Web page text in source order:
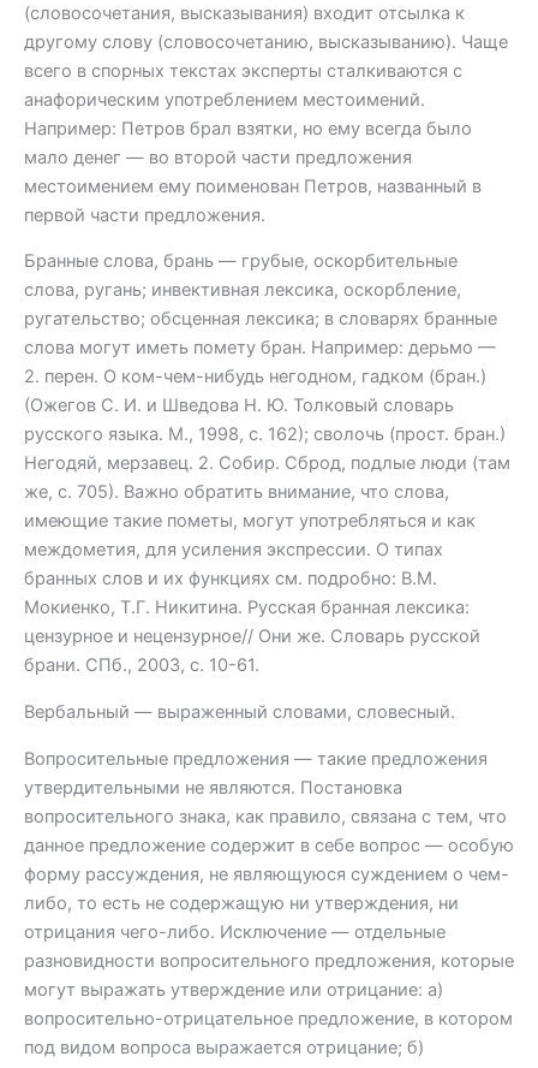
(словосочетания, высказывания) входит отсылка к
другому слову (словосочетанию, высказыванию). Чаще
всего в спорных текстах эксперты сталкиваются с
анафорическим употреблением местоимений.
Например: Петров брал взятки, но ему всегда было
мало денег — во второй части предложения
местоимением ему поименован Петров, названный в
первой части предложения.
Бранные слова, брань — грубые, оскорбительные
слова, ругань; инвективная лексика, оскорбление,
ругательство; обсценная лексика; в словарях бранные
слова могут иметь помету бран. Например: дерьмо —
2. перен. О ком-чем-нибудь негодном, гадком (бран.)
(Ожегов С. И. и Шведова Н. Ю. Толковый словарь
русского языка. М., 1998, с. 162); сволочь (прост. бран.)
Негодяй, мерзавец. 2. Собир. Сброд, подлые люди (там
же, с. 705). Важно обратить внимание, что слова,
имеющие такие пометы, могут употребляться и как
междометия, для усиления экспрессии. О типах
бранных слов и их функциях см. подробно: В.М.
Мокиенко, Т.Г. Никитина. Русская бранная лексика:
цензурное и нецензурное// Они же. Словарь русской
брани. СПб., 2003, с. 10-61.
Вербальный — выраженный словами, словесный.
Вопросительные предложения — такие предложения
утвердительными не являются. Постановка
вопросительного знака, как правило, связана с тем, что
данное предложение содержит в себе вопрос — особую
форму рассуждения, не являющуюся суждением о чем-
либо, то есть не содержащую ни утверждения, ни
отрицания чего-либо. Исключение — отдельные
разновидности вопросительного предложения, которые
могут выражать утверждение или отрицание: а)
вопросительно-отрицательное предложение, в котором
под видом вопроса выражается отрицание; б)